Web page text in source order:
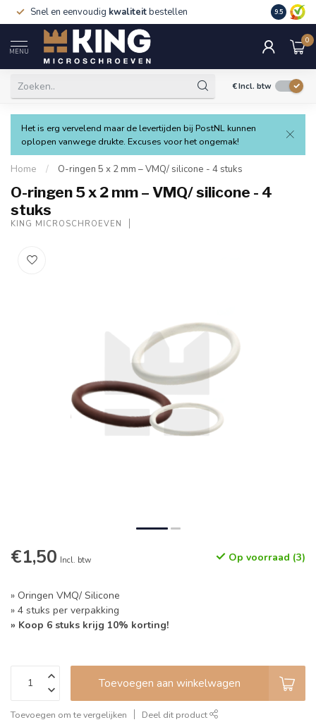
Snel en eenvoudig kwaliteitbestellen 9.5
MENU
0
€Incl. btw
Het is erg vervelend maar de levertijden bij PostNL kunnen
oplopen vanwege drukte. Excuses voor het ongemak!
Home / O-ringen 5 x 2 mm – VMQ/ silicone - 4 stuks
O-ringen 5 x 2 mm – VMQ/ silicone - 4
stuks
KING MICROSCHROEVEN
€1,50 Incl. btw Op voorraad (3)
» Oringen VMQ/ Silicone
» 4 stuks per verpakking
» Koop 6 stuks krijg 10% korting!
Toevoegen aan winkelwagen
Toevoegen om te vergelijken Deel dit product